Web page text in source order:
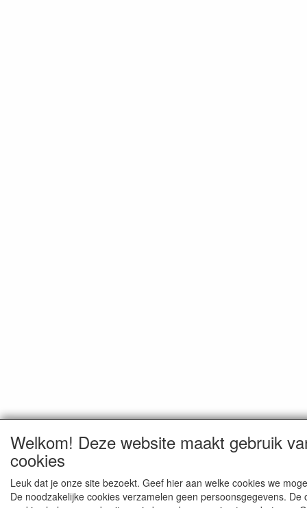
Welkom! Deze website maakt gebruik
cookies
Leuk dat je onze site bezoekt. Geef hier aan welke cookies we
De noodzakelijke cookies verzamelen geen persoonsgegevens. De